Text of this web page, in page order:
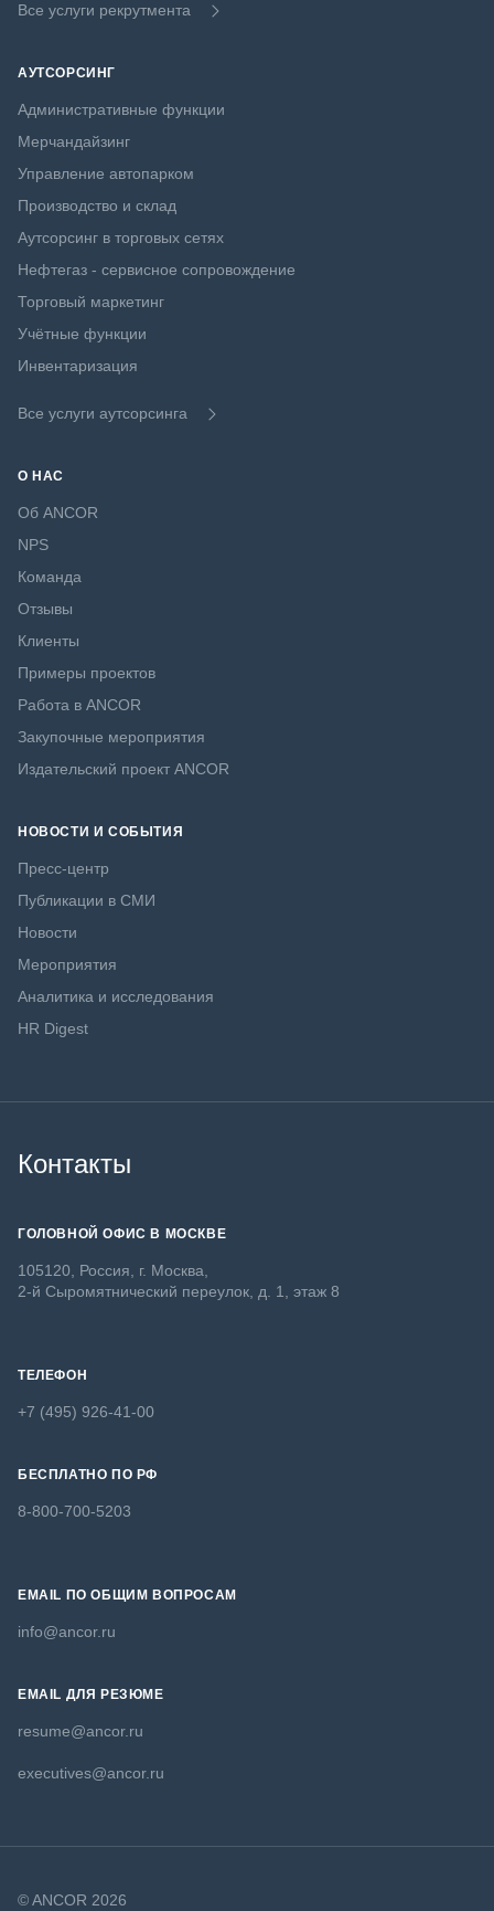
Все услуги рекрутмента
АУТСОРСИНГ
Административные функции
Мерчандайзинг
Управление автопарком
Производство и склад
Аутсорсинг в торговых сетях
Нефтегаз - сервисное сопровождение
Торговый маркетинг
Учётные функции
Инвентаризация
Все услуги аутсорсинга
О НАС
Об ANCOR
NPS
Команда
Отзывы
Клиенты
Примеры проектов
Работа в ANCOR
Закупочные мероприятия
Издательский проект ANCOR
НОВОСТИ И СОБЫТИЯ
Пресс-центр
Публикации в СМИ
Новости
Мероприятия
Аналитика и исследования
HR Digest
Контакты
ГОЛОВНОЙ ОФИС В МОСКВЕ
105120, Россия, г. Москва,
2-й Сыромятнический переулок, д. 1, этаж 8
ТЕЛЕФОН
+7 (495) 926-41-00
БЕСПЛАТНО ПО РФ
8-800-700-5203
EMAIL ПО ОБЩИМ ВОПРОСАМ
info@ancor.ru
EMAIL ДЛЯ РЕЗЮМЕ
resume@ancor.ru
executives@ancor.ru
© ANCOR 2026